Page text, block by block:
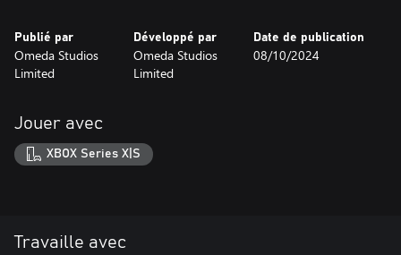
Publié par
Omeda Studios
Limited
Développé par
Omeda Studios
Limited
Date de publication
08/10/2024
Jouer avec
XBOX Series X|S
Travaille avec